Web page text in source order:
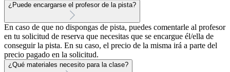
¿Puede encargarse el profesor de la pista?
En caso de que no dispongas de pista, puedes comentarle al profesor
en tu solicitud de reserva que necesitas que se encargue él/ella de
conseguir la pista. En su caso, el precio de la misma irá a parte del
precio pagado en la solicitud.
¿Qué materiales necesito para la clase?